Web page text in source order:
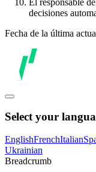
decisiones
Fecha de la última
Select your
EnglishFrenchItalian
Ukrainian
Breadcrumb